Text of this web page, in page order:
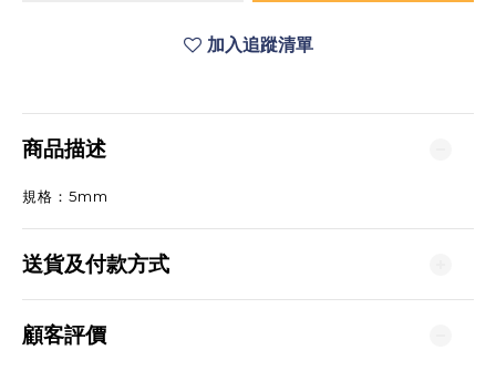
加入追蹤清單
商品描述
規格：5mm
送貨及付款方式
顧客評價